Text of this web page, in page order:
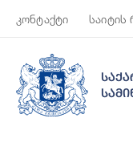
კონტაქტი საიტის